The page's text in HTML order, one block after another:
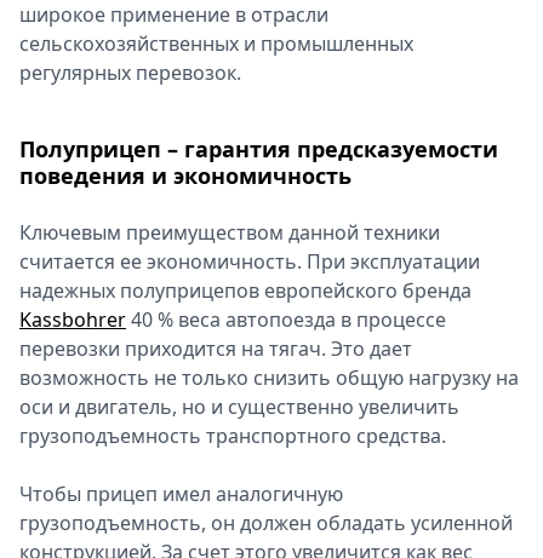
широкое применение в отрасли
сельскохозяйственных и промышленных
регулярных перевозок.
Полуприцеп – гарантия предсказуемости
поведения и экономичность
Ключевым преимуществом данной техники
считается ее экономичность. При эксплуатации
надежных полуприцепов европейского бренда
Kassbohrer40 % веса автопоезда в процессе
перевозки приходится на тягач. Это дает
возможность не только снизить общую нагрузку на
оси и двигатель, но и существенно увеличить
грузоподъемность транспортного средства.
Чтобы прицеп имел аналогичную
грузоподъемность, он должен обладать усиленной
конструкцией. За счет этого увеличится как вес